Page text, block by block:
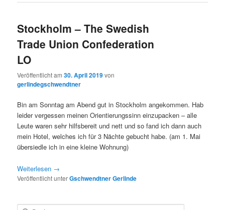
Stockholm – The Swedish
Trade Union Confederation
LO
Veröffentlicht am30. April 2019von
gerlindegschwendtner
Bin am Sonntag am Abend gut in Stockholm angekommen. Hab
leider vergessen meinen Orientierungssinn einzupacken – alle
Leute waren sehr hilfsbereit und nett und so fand ich dann auch
mein Hotel, welches ich für 3 Nächte gebucht habe. (am 1. Mai
übersiedle ich in eine kleine Wohnung)
Weiterlesen →
Veröffentlicht unterGschwendtner Gerlinde